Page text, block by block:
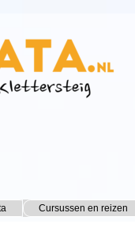
▼
Cursussen en reizen